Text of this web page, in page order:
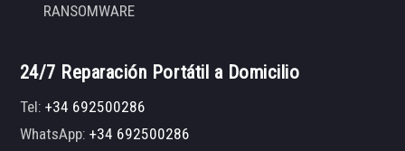
RANSOMWARE
24/7 Reparación Portátil a Domicilio
Tel:+34 692500286
WhatsApp:+34 692500286